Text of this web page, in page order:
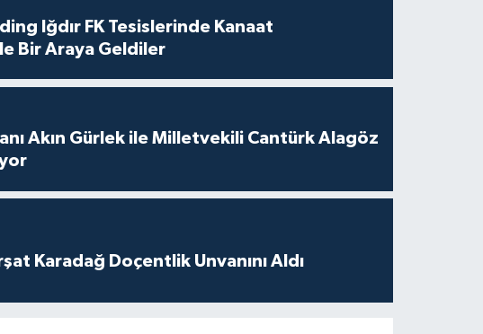
Iğdır FK Tesislerinde Kanaat
Bir Araya Geldiler
Akın Gürlek ile Milletvekili Cantürk Alagöz
Karadağ Doçentlik Unvanını Aldı